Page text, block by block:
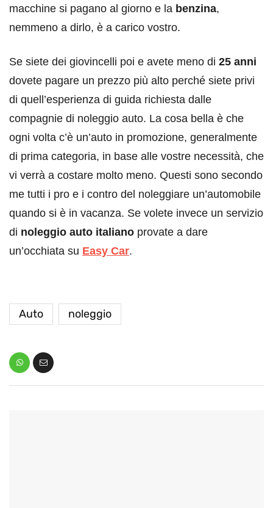
macchine si pagano al giorno e la benzina,
nemmeno a dirlo, è a carico vostro.
Se siete dei giovincelli poi e avete meno di 25 anni
dovete pagare un prezzo più alto perché siete privi
di quell’esperienza di guida richiesta dalle
compagnie di noleggio auto. La cosa bella è che
ogni volta c’è un’auto in promozione, generalmente
di prima categoria, in base alle vostre necessità, che
vi verrà a costare molto meno. Questi sono secondo
me tutti i pro e i contro del noleggiare un’automobile
quando si è in vacanza. Se volete invece un servizio
di noleggio auto italiano provate a dare
un’occhiata su Easy Car.
Auto noleggio